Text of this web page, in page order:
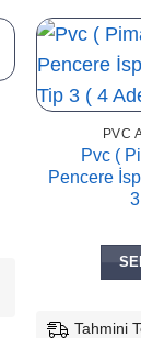
PVC
Pvc (
Pencere
Tahmini